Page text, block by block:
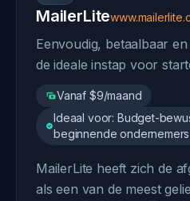
MailerLite
Eenvoudig, betaalbaar
de ideale instap voor
Vanaf $9/maand
Ideaal voor: Budget-
beginnende ondernemers
MailerLite heeft zich de
als een van de meest